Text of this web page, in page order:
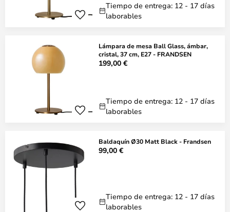
Tiempo de entrega: 12 - 17 días
laborables
Lámpara de mesa Ball Glass, ámbar,
cristal, 37 cm, E27 - FRANDSEN
199,00 €
Tiempo de entrega: 12 - 17 días
laborables
Baldaquín Ø30 Matt Black - Frandsen
99,00 €
Tiempo de entrega: 12 - 17 días
laborables